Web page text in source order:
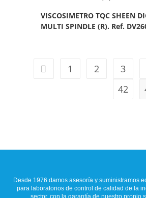
VISCOSIMETRO TQC SHEEN
MULTI SPINDLE (R). Ref.
1 2 3
42
Desde 1976 damos asesoría y suministramos
para laboratorios de control de calidad de la
sector, con la garantía de nuestro propio